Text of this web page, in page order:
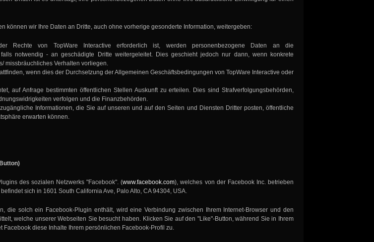
können wir Ihre Daten an Dritte, auch ohne vorherige gesonderte Information, weitergeben:
Rechte von TopWare Interactive erforderlich ist, werden personenbezogene Daten an die
notwendig - an geschädigte Dritte weitergeleitet. Dies geschieht jedoch nur dann, wenn konkrete
missbräuchliches Verhalten vorliegen.
wenn dies der Durchsetzung der Allgemeinen Geschäftsbedingungen von TopWare Interactive oder
auf Anfrage bestimmten öffentlichen Stellen Auskunft zu erteilen. Dies sind Strafverfolgungsbehörden,
verfolgen und die Finanzbehörden.
Informationen, die Sie auf unseren und auf den Seiten und Diensten Dritter posten, öffentliche
erwarten können.
des sozialen Netzwerks "Facebook". (www.facebook.com), welches von der Facebook Inc. betrieben
sich in 1601 South California Ave, Palo Alto, CA 94304, USA.
die solch ein Facebook-Plugin enthält, wird eine Verbindung zwischen Ihrem Internet-Browser und den
welche unserer Webseiten Sie besucht haben. Klicken Sie auf den "Like"-Button, während Sie in Ihrem
Facebook diese Inhalte Ihrem persönlichen Facebook-Profil zu.